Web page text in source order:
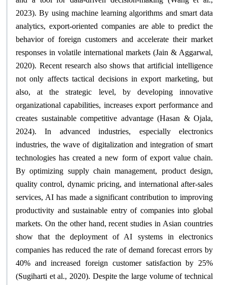
2023). By using machine learning algorithms and smart data
analytics, export-oriented companies are able to predict the
behavior of foreign customers and accelerate their market
responses in volatile international markets (Jain & Aggarwal,
2020). Recent research also shows that artificial intelligence
not only affects tactical decisions in export marketing, but
also, at the strategic level, by developing innovative
organizational capabilities, increases export performance and
creates sustainable competitive advantage (Hasan & Ojala,
2024). In advanced industries, especially electronics
industries, the wave of digitalization and integration of smart
technologies has created a new form of export value chain.
By optimizing supply chain management, product design,
quality control, dynamic pricing, and international after-sales
services, AI has made a significant contribution to improving
productivity and sustainable entry of companies into global
markets. On the other hand, recent studies in Asian countries
show that the deployment of AI systems in electronics
companies has reduced the rate of demand forecast errors by
40% and increased foreign customer satisfaction by 25%
(Sugiharti et al., 2020). Despite the large volume of technical